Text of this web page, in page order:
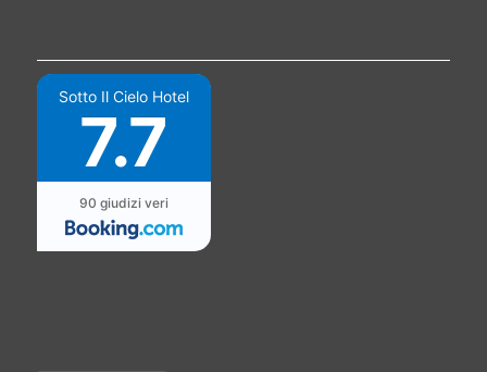
Sotto Il Cielo Hotel
7.7
90 giudizi veri